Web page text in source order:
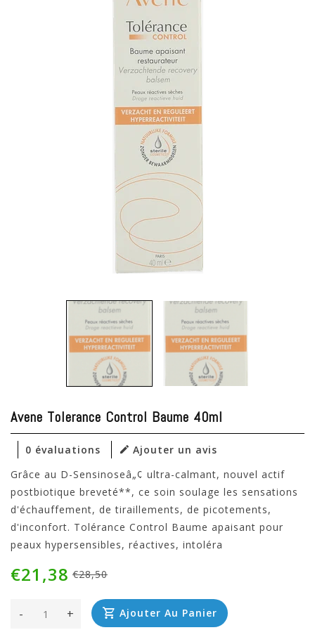
Avene Tolerance Control Baume 40ml
0 évaluations
Ajouter un avis
Grâce au D-Sensinoseâ„¢ ultra-calmant, nouvel actif
postbiotique breveté**, ce soin soulage les sensations
d'échauffement, de tiraillements, de picotements,
d'inconfort. Tolérance Control Baume apaisant pour
peaux hypersensibles, réactives, intoléra
€28,50
€21,38
+
- Ajouter Au Panier